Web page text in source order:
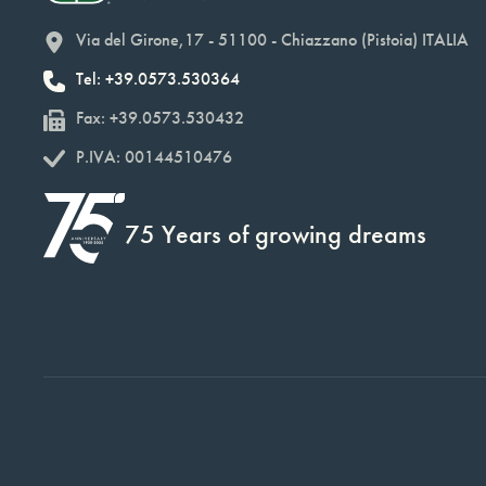
Via del Girone,17 - 51100 - Chiazzano (Pistoia) ITALIA
Tel: +39.0573.530364
Fax: +39.0573.530432
P.IVA: 00144510476
75 Years of growing dreams